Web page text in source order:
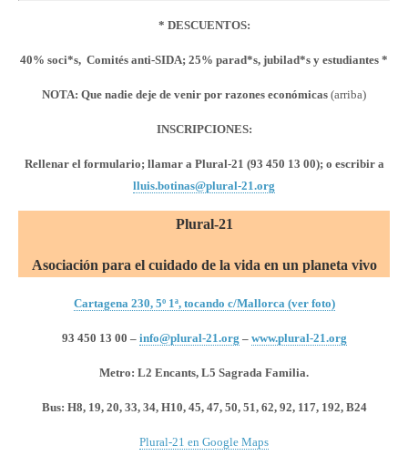
* DESCUENTOS:
40% soci*s, Comités anti-SIDA; 25% parad*s, jubilad*s y estudiantes *
NOTA: Que nadie deje de venir por razones económicas (arriba)
INSCRIPCIONES:
Rellenar el formulario; llamar a Plural-21 (93 450 13 00); o escribir a
lluis.botinas@plural-21.org
Plural-21
Asociación para el cuidado de la vida en un planeta vivo
Cartagena 230, 5º 1ª, tocando c/Mallorca (ver foto)
93 450 13 00 – info@plural-21.org – www.plural-21.org
Metro: L2 Encants, L5 Sagrada Familia.
Bus: H8, 19, 20, 33, 34, H10, 45, 47, 50, 51, 62, 92, 117, 192, B24
Plural-21 en Google Maps